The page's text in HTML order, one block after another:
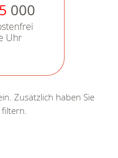
000
Uhr
Zusätzlich haben Sie
filtern.